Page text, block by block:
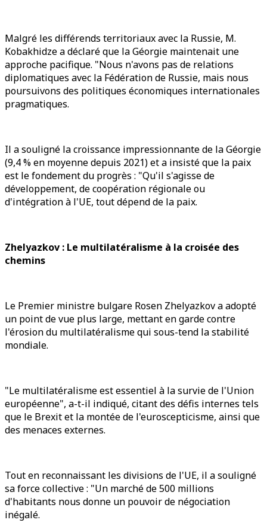
Malgré les différends territoriaux avec la Russie, M.
Kobakhidze a déclaré que la Géorgie maintenait une
approche pacifique. "Nous n'avons pas de relations
diplomatiques avec la Fédération de Russie, mais nous
poursuivons des politiques économiques internationales
pragmatiques.
Il a souligné la croissance impressionnante de la Géorgie
(9,4 % en moyenne depuis 2021) et a insisté que la paix
est le fondement du progrès : "Qu'il s'agisse de
développement, de coopération régionale ou
d'intégration à l'UE, tout dépend de la paix.
Zhelyazkov : Le multilatéralisme à la croisée des
chemins
Le Premier ministre bulgare Rosen Zhelyazkov a adopté
un point de vue plus large, mettant en garde contre
l'érosion du multilatéralisme qui sous-tend la stabilité
mondiale.
"Le multilatéralisme est essentiel à la survie de l'Union
européenne", a-t-il indiqué, citant des défis internes tels
que le Brexit et la montée de l'euroscepticisme, ainsi que
des menaces externes.
Tout en reconnaissant les divisions de l'UE, il a souligné
sa force collective : "Un marché de 500 millions
d'habitants nous donne un pouvoir de négociation
inégalé.